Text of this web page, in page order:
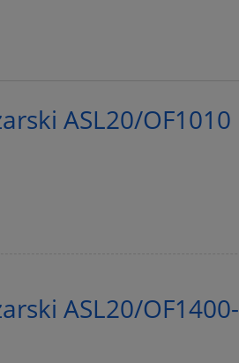
ASL20/OF1010
ASL20/OF1400-